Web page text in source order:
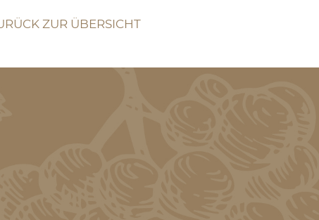
ZUR ÜBERSICHT